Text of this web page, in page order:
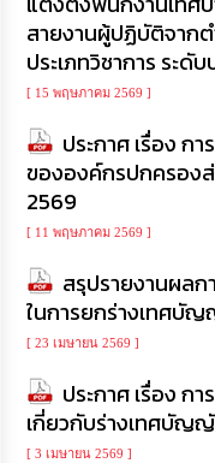
เรียน
ร้อง
ทุกข์
e-
Service
กิจการ
สภา
กิจการ
สภา
ท้อง
ถิ่น
ของ
เรา
สายงานผู้ปฏิบัติจากต
ประเภทวิชาการ ระดั
[ 15 พฤษภาคม 2569 ]
ประกาศ เรื่อง ก
ขององค์กรปกครอง
2569
[ 11 พฤษภาคม 2569 ]
สรุปรายงานผลก
ในการยกร่างเทศบั
[ 23 เมษายน 2569 ]
ประกาศ เรื่อง ก
เกี่ยวกับร่างเทศบัญ
[ 3 เมษายน 2569 ]